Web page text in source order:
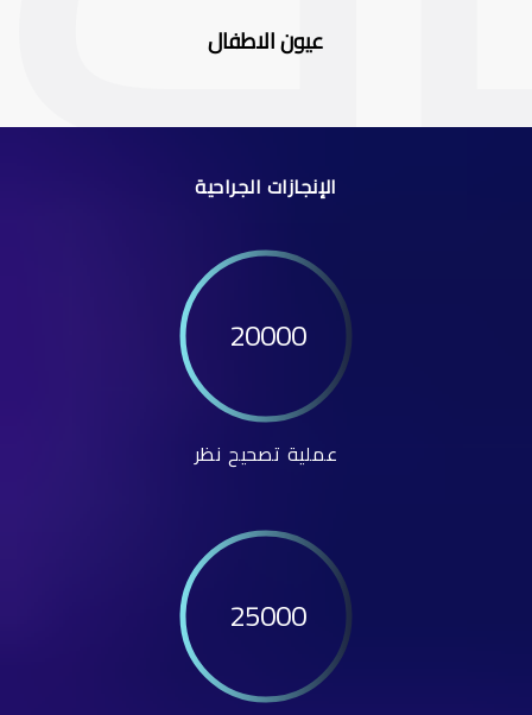
عيون الاطفال
الإنجازات الجراحية
20000
عملية تصحيح نظر
25000